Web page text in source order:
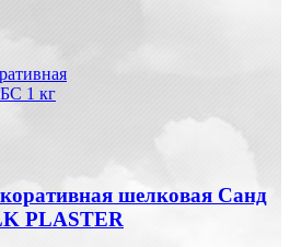
шелковая Санд
PLASTER